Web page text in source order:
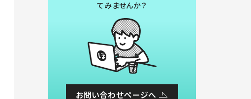
てみませんか？
お問い合わせページへ